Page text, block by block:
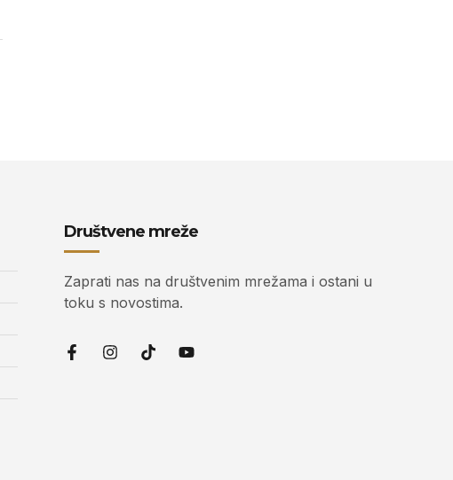
Društvene mreže
Zaprati nas na društvenim mrežama i ostani u
toku s novostima.